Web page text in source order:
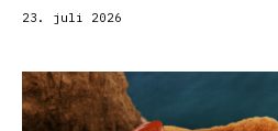
23. juli 2026